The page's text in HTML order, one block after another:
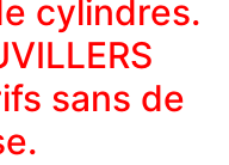
cylindres.
sans de